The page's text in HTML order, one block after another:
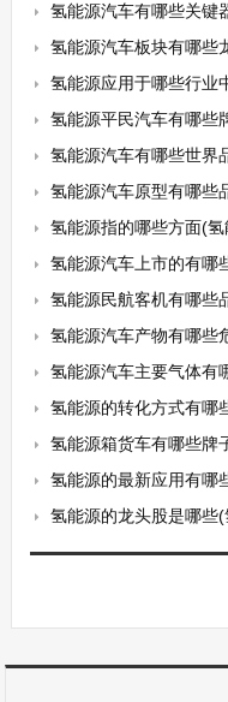
氢能源汽车有哪些关键
氢能源汽车板块有哪些
氢能源应用于哪些行业中
氢能源平民汽车有哪些
氢能源汽车有哪些世界
氢能源汽车原型有哪些
氢能源指的哪些方面(
氢能源汽车上市的有哪
氢能源民航客机有哪些
氢能源汽车产物有哪些
氢能源汽车主要气体有
氢能源的转化方式有哪
氢能源箱货车有哪些牌
氢能源的最新应用有哪
氢能源的龙头股是哪些